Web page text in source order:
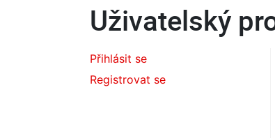
Uživatelský
Přihlásit se
Registrovat se